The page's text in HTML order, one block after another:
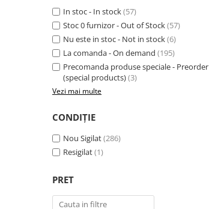
Telefoane mobile Unihertz
Telefoane mobile Cubot
Telefoane mobile Blackview
Telefoane mobile OSCAL
Telefoane mobile Fossibot
Telefoane mobile Lagenio
Telefoane mobile iSEN
Telefoane mobile F150
Telefoane mobile HUAWEI
Telefoane mobile Xiaomi
Telefoane mobile AGM
In stoc - In stock(57)
Stoc 0 furnizor - Out of Stock(57)
Nu este in stoc - Not in stock(6)
La comanda - On demand (195)
Precomanda produse speciale - Preorder
(special products)(3)
Vezi mai multe
CONDIȚIE
Nou Sigilat(286)
Resigilat(1)
PRET